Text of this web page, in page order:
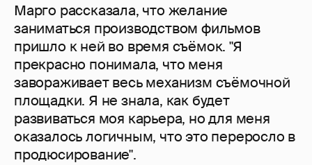
Марго рассказала, что желание
заниматься производством фильмов
пришло к ней во время съёмок. "Я
прекрасно понимала, что меня
завораживает весь механизм съёмочной
площадки. Я не знала, как будет
развиваться моя карьера, но для меня
оказалось логичным, что это переросло в
продюсирование".